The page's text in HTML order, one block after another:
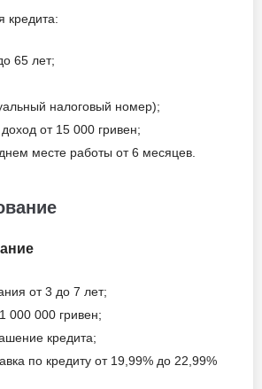
кредита:
65 лет;
налоговый номер);
от 15 000 гривен;
месте работы от 6 месяцев.
от 3 до 7 лет;
000 000 гривен;
кредита;
по кредиту от 19,99% до 22,99%